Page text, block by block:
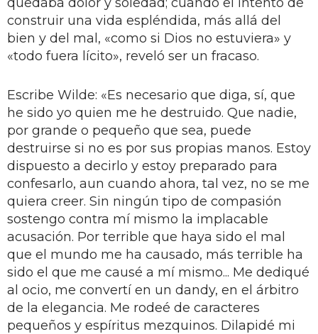
construir una vida espléndida, más allá del
bien y del mal, «como si Dios no estuviera» y
«todo fuera lícito», reveló ser un fracaso.
Escribe Wilde: «Es necesario que diga, sí, que
he sido yo quien me he destruido. Que nadie,
por grande o pequeño que sea, puede
destruirse si no es por sus propias manos. Estoy
dispuesto a decirlo y estoy preparado para
confesarlo, aun cuando ahora, tal vez, no se me
quiera creer. Sin ningún tipo de compasión
sostengo contra mí mismo la implacable
acusación. Por terrible que haya sido el mal
que el mundo me ha causado, más terrible ha
sido el que me causé a mí mismo... Me dediqué
al ocio, me convertí en un dandy, en el árbitro
de la elegancia. Me rodeé de caracteres
pequeños y espíritus mezquinos. Dilapidé mi